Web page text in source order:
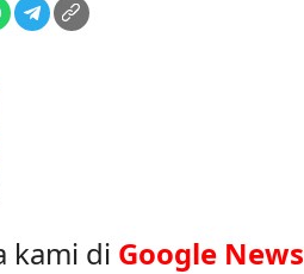
kami di Google News